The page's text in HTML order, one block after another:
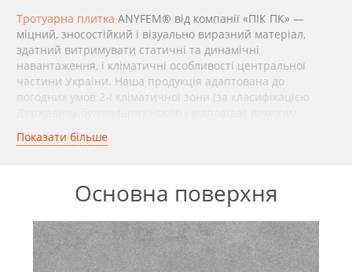
Тротуарна плитка ANYFEM® від компанії «ПІК ПК» —
міцний, зносостійкий і візуально виразний матеріал,
здатний витримувати статичні та динамічні
навантаження, і кліматичні особливості центральної
частини України. Наша продукція адаптована до
погодних умов 2-ї кліматичної зони (за класифікацією
збалансованої ціни, це універсальне рішення, яке
Чому тротуарна плитка
ANYFEM® зберігає
властивості десятиліттями:
Показати більше
Основна поверхня